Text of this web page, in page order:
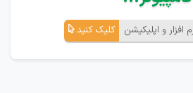
افزار و اپلیکیشن کلیک کنید